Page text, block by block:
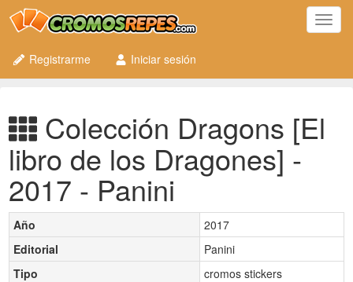
Registrarme
Iniciar sesión
Colección Dragons [El
libro de los Dragones] -
2017 - Panini
Año
2017
Editorial
Panini
Tipo
cromos stickers